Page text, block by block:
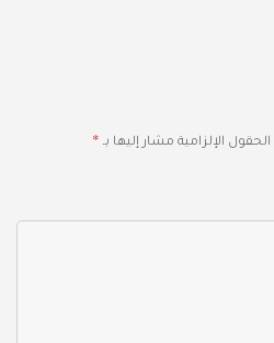
الحقول الإلزامية مشار إليها بـ *